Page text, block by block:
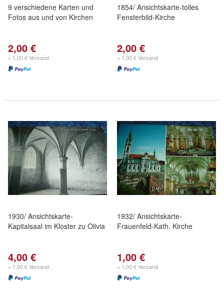
9 verschiedene Karten und
Fotos aus und von Kirchen
2,00 €
+ 1,00 € Versand
1854/ Ansichtskarte-tolles
Fensterbild-Kirche
2,00 €
+ 1,00 € Versand
1930/ Ansichtskarte-
Kapitalsaal im Kloster zu Olivia
4,00 €
+ 1,00 € Versand
1932/ Ansichtskarte-
Frauenfeld-Kath. Kirche
1,00 €
+ 1,00 € Versand